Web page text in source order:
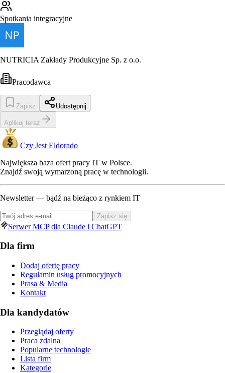
Spotkania integracyjne
NUTRICIA Zakłady Produkcyjne Sp. z o.o.
Pracodawca
Zapisz Udostępnij
Aplikuj teraz
Czy Jest Eldorado
Największa baza ofert pracy IT w Polsce.
Znajdź swoją wymarzoną pracę w technologii.
Newsletter — bądź na bieżąco z rynkiem IT
Zapisz się
Serwer MCP dla Claude i ChatGPT
Dla firm
Dodaj ofertę pracy
Regulamin usług promocyjnych
Prasa & Media
Kontakt
Dla kandydatów
Przeglądaj oferty
Praca zdalna
Popularne technologie
Lista firm
Kategorie